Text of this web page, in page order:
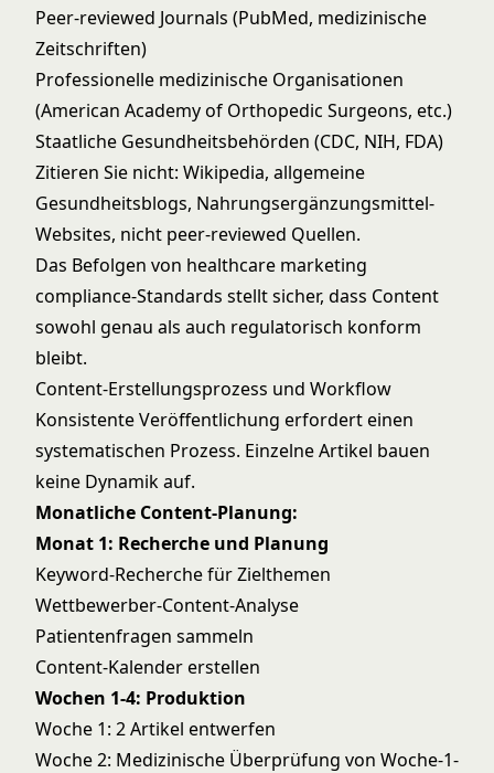
Peer-reviewed Journals (PubMed, medizinische
Zeitschriften)
Professionelle medizinische Organisationen
(American Academy of Orthopedic Surgeons, etc.)
Staatliche Gesundheitsbehörden (CDC, NIH, FDA)
Zitieren Sie nicht: Wikipedia, allgemeine
Gesundheitsblogs, Nahrungsergänzungsmittel-
Websites, nicht peer-reviewed Quellen.
Das Befolgen von healthcare marketing
compliance-Standards stellt sicher, dass Content
sowohl genau als auch regulatorisch konform
bleibt.
Content-Erstellungsprozess und Workflow
Konsistente Veröffentlichung erfordert einen
systematischen Prozess. Einzelne Artikel bauen
keine Dynamik auf.
Monatliche Content-Planung:
Monat 1: Recherche und Planung
Keyword-Recherche für Zielthemen
Wettbewerber-Content-Analyse
Patientenfragen sammeln
Content-Kalender erstellen
Wochen 1-4: Produktion
Woche 1: 2 Artikel entwerfen
Woche 2: Medizinische Überprüfung von Woche-1-